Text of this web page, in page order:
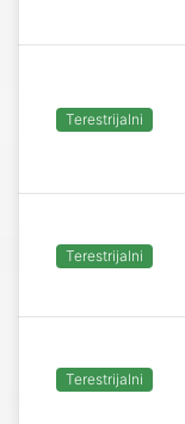
Terestrijalni
Terestrijalni
Terestrijalni